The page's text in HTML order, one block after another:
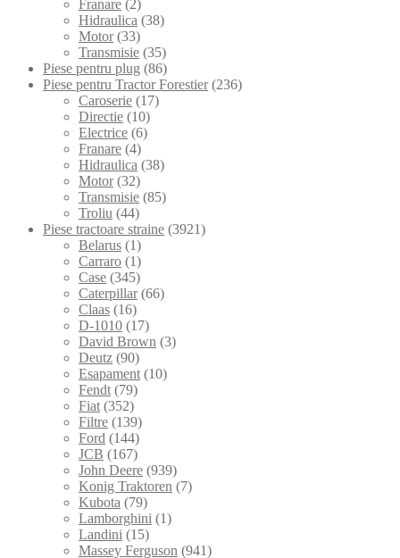
Franare (2)
Hidraulica (38)
Motor (33)
Transmisie (35)
Piese pentru plug (86)
Piese pentru Tractor Forestier (236)
Caroserie (17)
Directie (10)
Electrice (6)
Franare (4)
Hidraulica (38)
Motor (32)
Transmisie (85)
Troliu (44)
Piese tractoare straine (3921)
Belarus (1)
Carraro (1)
Case (345)
Caterpillar (66)
Claas (16)
D-1010 (17)
David Brown (3)
Deutz (90)
Esapament (10)
Fendt (79)
Fiat (352)
Filtre (139)
Ford (144)
JCB (167)
John Deere (939)
Konig Traktoren (7)
Kubota (79)
Lamborghini (1)
Landini (15)
Massey Ferguson (941)